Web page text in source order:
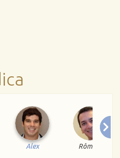
Alex Rômulo